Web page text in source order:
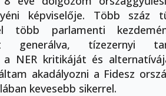
képviselője. Több száz
több parlamenti
generálva, tízezernyi
NER kritikáját és
akadályozni a Fidesz
kevesebb sikerrel.